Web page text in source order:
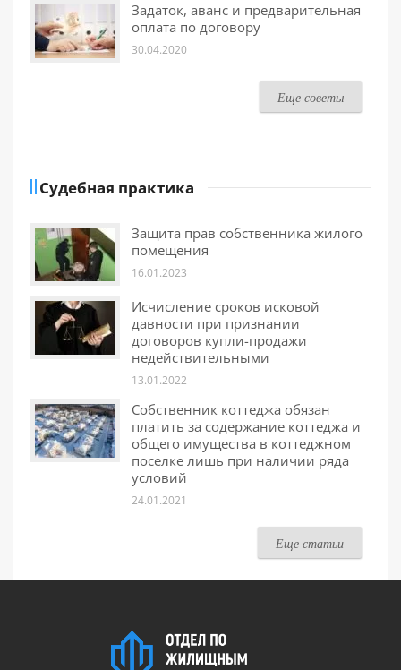
Задаток, аванс и предварительная
оплата по договору
30.04.2020
Еще советы
Судебная практика
Защита прав собственника жилого
помещения
16.01.2023
Исчисление сроков исковой
давности при признании
договоров купли-продажи
недействительными
13.01.2022
Собственник коттеджа обязан
платить за содержание коттеджа и
общего имущества в коттеджном
поселке лишь при наличии ряда
условий
24.01.2021
Еще статьи